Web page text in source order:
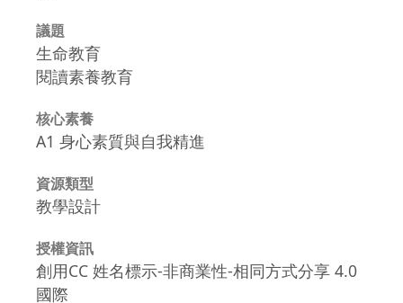
議題
生命教育
閱讀素養教育
核心素養
A1 身心素質與自我精進
資源類型
教學設計
授權資訊
創用CC 姓名標示-非商業性-相同方式分享 4.0
國際